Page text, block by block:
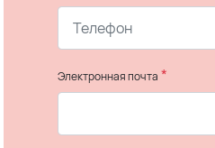
Электронная почта *